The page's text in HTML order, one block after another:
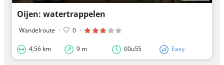
Oijen: watertrappelen
Wandelroute · 0 ·
4,56 km 9 m 00u55 Easy